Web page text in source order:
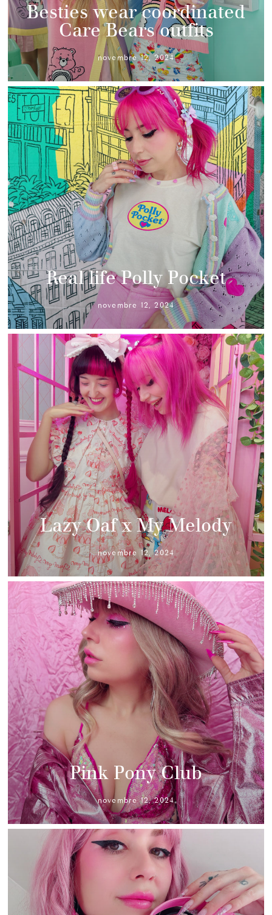
Besties wear coordinated
Care Bears outfits
novembre 12, 2024
Real life Polly Pocket
novembre 12, 2024
Lazy Oaf x My Melody
novembre 12, 2024
Pink Pony Club
novembre 12, 2024